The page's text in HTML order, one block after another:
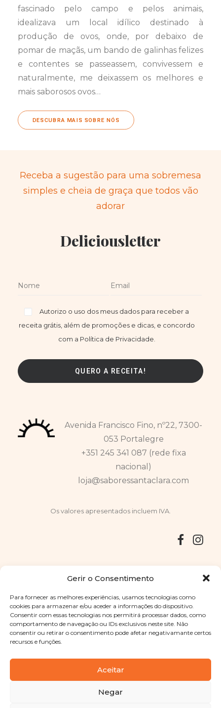
Gerir o Consentimento
Para fornecer as melhores experiências, usamos tecnologias como
cookies para armazenar e/ou aceder a informações do dispositivo.
Consentir com essas tecnologias nos permitirá processar dados, como
comportamento de navegação ou IDs exclusivos neste site. Não
consentir ou retirar o consentimento pode afetar negativamante certos
recursos e funções.
Aceitar
Negar
fascinado pelo campo e pelos animais,
idealizava um local idílico destinado à
produção de ovos, onde, por debaixo de
pomar de maçãs, um bando de galinhas felizes
e contentes se passeassem, convivessem e
naturalmente, me deixassem os melhores e
mais saborosos ovos…
DESCUBRA MAIS SOBRE NÓS
Receba a sugestão para uma sobremesa
simples e cheia de graça que todos vão
adorar
Deliciousletter
Autorizo o uso dos meus dados para receber a
receita grátis, além de promoções e dicas, e concordo
com a Política de Privacidade.
Avenida Francisco Fino, nº22, 7300-
053 Portalegre
+351 245 341 087 (rede fixa
nacional)
loja@saboressantaclara.com
Os valores apresentados incluem IVA.
Copyright © 2025 Sabores Santa Clara
. Todos os direitos
reservadosPolítica de Privacidade |Termos e condições
Designed byShift Your Branding Agency